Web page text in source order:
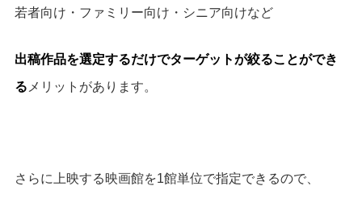
若者向け・ファミリー向け・シニア向けなど
出稿作品を選定するだけでターゲットが絞ることができ
る メリットがあります。
さらに上映する映画館を1館単位で指定できるので、